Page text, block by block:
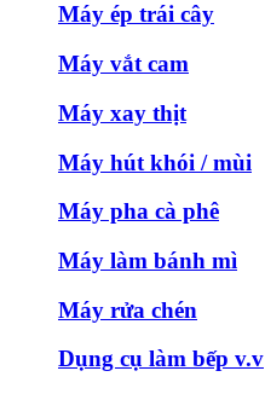
Máy ép trái cây
Máy vắt cam
Máy xay thịt
Máy hút khói / mùi
Máy pha cà phê
Máy làm bánh mì
Máy rửa chén
Dụng cụ làm bếp v.v